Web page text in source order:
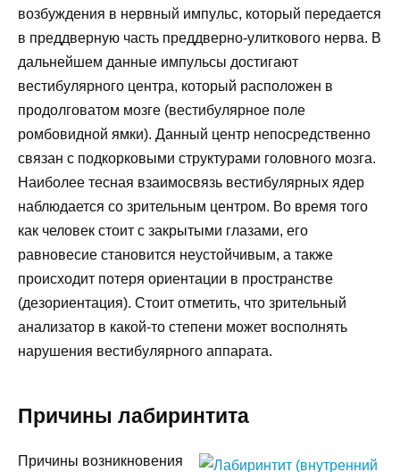
возбуждения в нервный импульс, который передается
в преддверную часть преддверно-улиткового нерва. В
дальнейшем данные импульсы достигают
вестибулярного центра, который расположен в
продолговатом мозге (вестибулярное поле
ромбовидной ямки). Данный центр непосредственно
связан с подкорковыми структурами головного мозга.
Наиболее тесная взаимосвязь вестибулярных ядер
наблюдается со зрительным центром. Во время того
как человек стоит с закрытыми глазами, его
равновесие становится неустойчивым, а также
происходит потеря ориентации в пространстве
(дезориентация). Стоит отметить, что зрительный
анализатор в какой-то степени может восполнять
нарушения вестибулярного аппарата.
Причины лабиринтита
Причины возникновения